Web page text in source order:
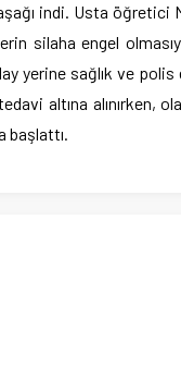
indi. Usta öğretici
silaha engel
yerine sağlık ve
altına alınırken,
başlattı.